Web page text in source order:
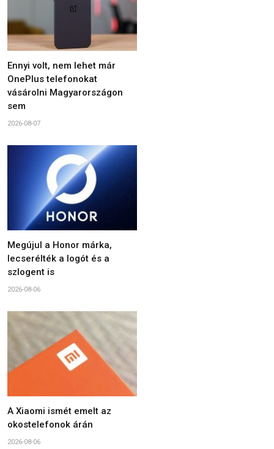
Ennyi volt, nem lehet már
OnePlus telefonokat
vásárolni Magyarországon
sem
2026-08-07
Megújul a Honor márka,
lecserélték a logót és a
szlogent is
2026-08-06
A Xiaomi ismét emelt az
okostelefonok árán
2026-08-06